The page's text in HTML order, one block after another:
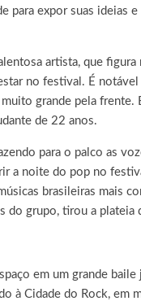
expor suas ideias
artista, que
no festival. É
grande pela
de 22 anos.
para o palco as
a noite do pop no
brasileiras mais
do grupo, tirou a
em um grande
à Cidade do Rock,